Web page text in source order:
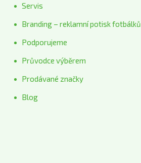
Servis
Branding – reklamní potisk fotbálků
Podporujeme
Průvodce výběrem
Prodávané značky
Blog